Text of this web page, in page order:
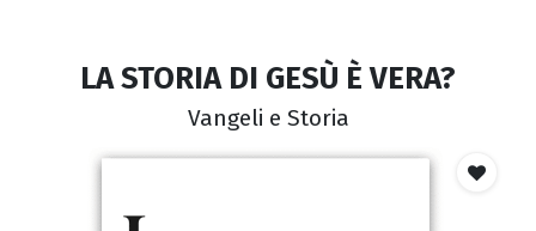
LA STORIA DI GESÙ È VERA?
Vangeli e Storia